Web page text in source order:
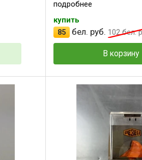
подробнее
купить
85
бел. руб. 102бел.
В корзину